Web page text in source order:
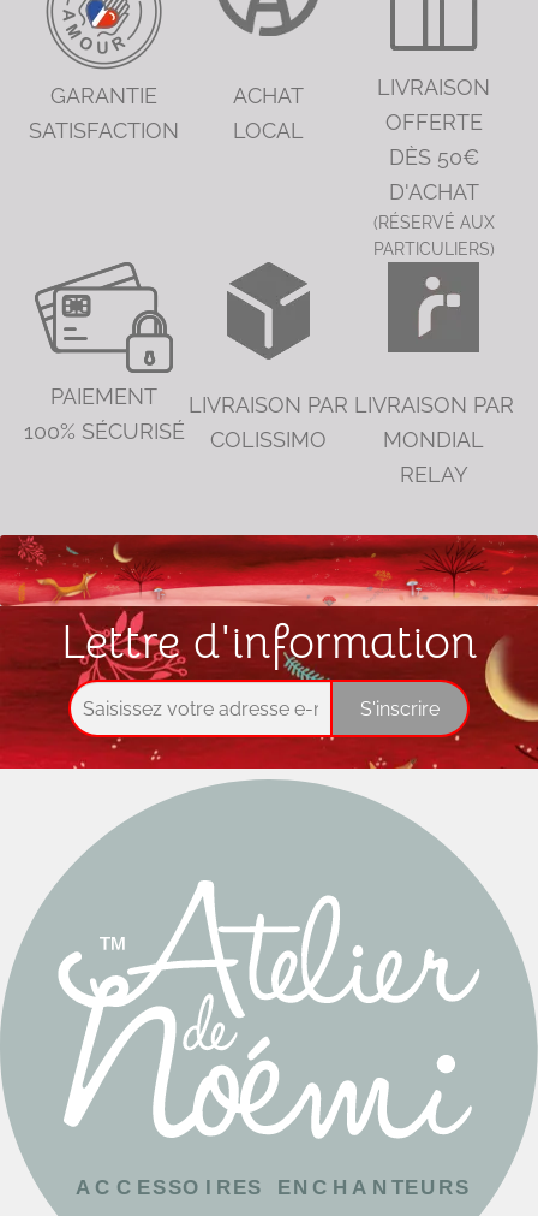
GARANTIE
SATISFACTION
ACHAT
LOCAL
LIVRAISON
OFFERTE
DÈS 50€
D'ACHAT
(RÉSERVÉ AUX
PARTICULIERS)
PAIEMENT
100% SÉCURISÉ
LIVRAISON PAR
COLISSIMO
LIVRAISON PAR
MONDIAL
RELAY
Lettre d'information
S'inscrire